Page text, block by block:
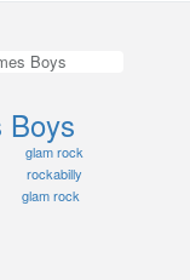
Boys
Boys
glam rock
rockabilly
glam rock